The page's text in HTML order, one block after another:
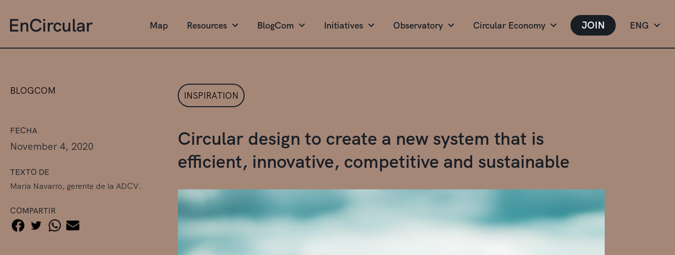
Map Resources BlogCom Initiatives Observatory Circular Economy JOIN ENG
BLOGCOM
FECHA
November 4, 2020
TEXTO DE
María Navarro, gerente de la ADCV.
COMPARTIR
INSPIRATION
Circular design to create a new system that is
efficient, innovative, competitive and sustainable